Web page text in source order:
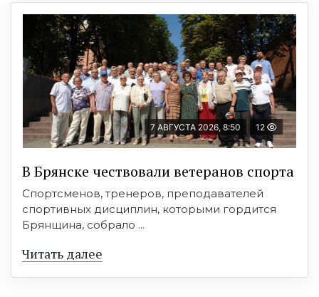
7 АВГУСТА 2026, 8:50 12
В Брянске чествовали ветеранов спорта
Спортсменов, тренеров, преподавателей
спортивных дисциплин, которыми гордится
Брянщина, собрало ...
Читать далее